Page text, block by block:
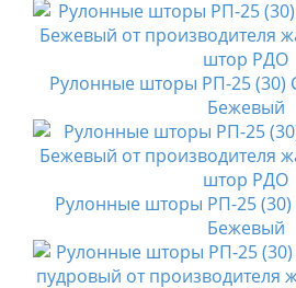
Рулонные шторы РП-25 (30)
Бежевый
Рулонные шторы РП-25 (30)
Бежевый